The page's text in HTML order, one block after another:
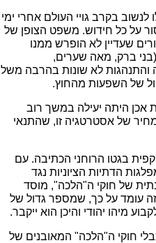
בקרב גויי העולם אחרי ימי
על כל חידוש. משפט הצופן של
שעדיין לא הופרש ממנו
(בני ברק, מאה שערים,
והתנהגות לא שונות בהרבה משל
של השפעות מהחוץ.
אכן היתה יעילה במשך רוב
של אסטרטגיה זו, שהתנאי
בגטו הרוחני הכתיבה. עם
הדתיות הציוניות נגד
של חוקי ה"הלכה", מוסד
עומד על כך, שמספר גדול של
מיהו יהודי והיכן הוא ייקבר.
חוקי ה"הלכה" המאובנים של